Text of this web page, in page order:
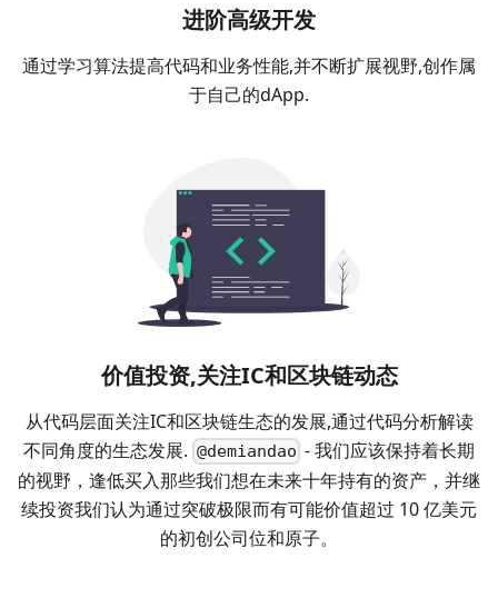
进阶高级开发
通过学习算法提高代码和业务性能,并不断扩展视野,创作属
于自己的dApp.
价值投资,关注IC和区块链动态
从代码层面关注IC和区块链生态的发展,通过代码分析解读
不同角度的生态发展. @demiandao - 我们应该保持着长期
的视野，逢低买入那些我们想在未来十年持有的资产，并继
续投资我们认为通过突破极限而有可能价值超过 10 亿美元
的初创公司位和原子。